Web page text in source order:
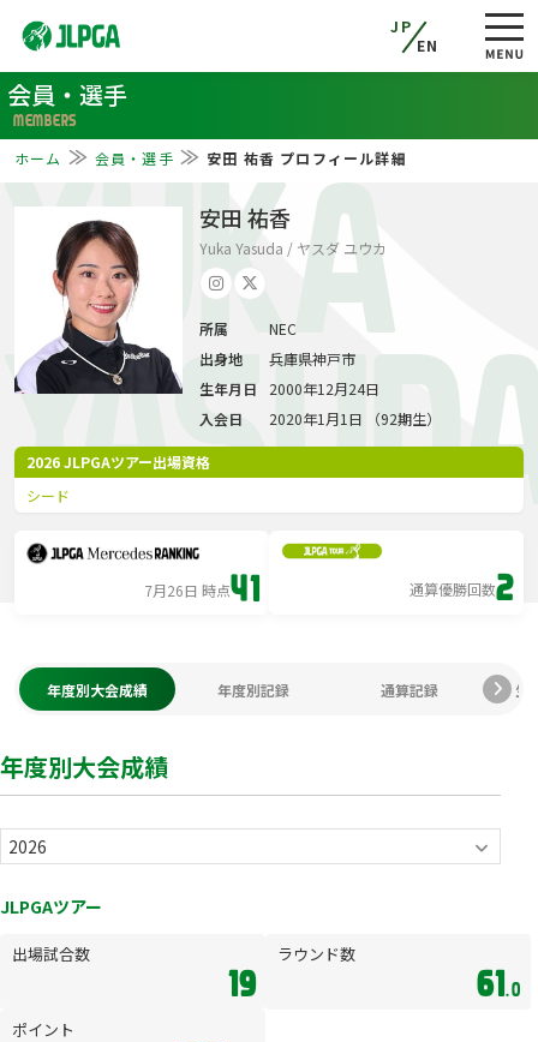
JP
EN
会員・選手
MEMBERS
ホーム 会員・選手 安田 祐香 プロフィール詳細
YUKA
安田 祐香
Yuka Yasuda / ヤスダ ユウカ
2026 JLPGAツアー出場資格
シード
所属
NEC
出身地
兵庫県神戸市
生年月日
2000年12月24日
入会日
2020年1月1日 （92期生）
7月26日 時点41 通算優勝回数2
年度別大会成績 年度別記録 通算記録 生
年度別大会成績
JLPGAツアー
出場試合数
19
ラウンド数
61.0
ポイント